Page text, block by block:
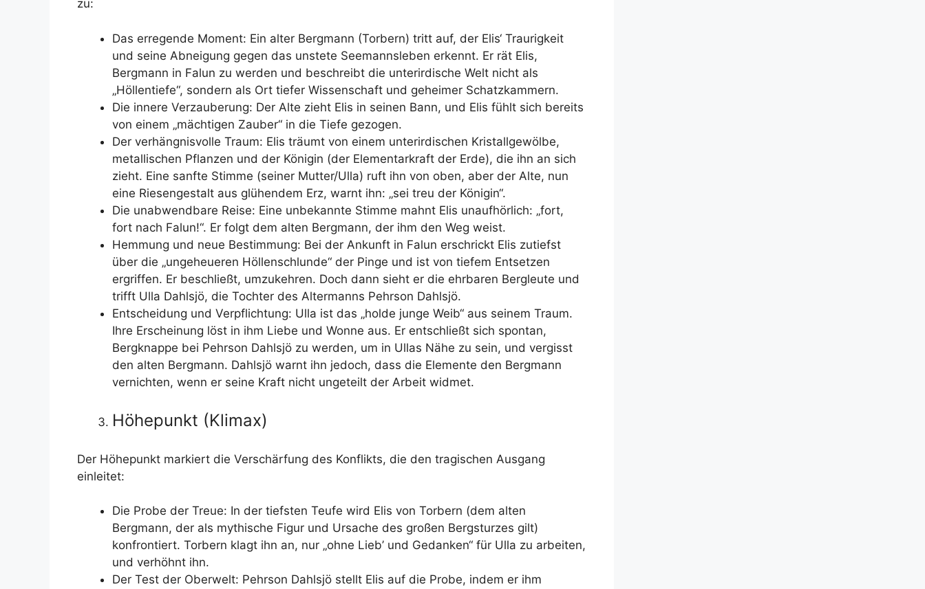
zu:
Das erregende Moment: Ein alter Bergmann (Torbern) tritt auf, der Elis‘ Traurigkeit
und seine Abneigung gegen das unstete Seemannsleben erkennt. Er rät Elis,
Bergmann in Falun zu werden und beschreibt die unterirdische Welt nicht als
„Höllentiefe“, sondern als Ort tiefer Wissenschaft und geheimer Schatzkammern.
Die innere Verzauberung: Der Alte zieht Elis in seinen Bann, und Elis fühlt sich bereits
von einem „mächtigen Zauber“ in die Tiefe gezogen.
Der verhängnisvolle Traum: Elis träumt von einem unterirdischen Kristallgewölbe,
metallischen Pflanzen und der Königin (der Elementarkraft der Erde), die ihn an sich
zieht. Eine sanfte Stimme (seiner Mutter/Ulla) ruft ihn von oben, aber der Alte, nun
eine Riesengestalt aus glühendem Erz, warnt ihn: „sei treu der Königin“.
Die unabwendbare Reise: Eine unbekannte Stimme mahnt Elis unaufhörlich: „fort,
fort nach Falun!“. Er folgt dem alten Bergmann, der ihm den Weg weist.
Hemmung und neue Bestimmung: Bei der Ankunft in Falun erschrickt Elis zutiefst
über die „ungeheueren Höllenschlunde“ der Pinge und ist von tiefem Entsetzen
ergriffen. Er beschließt, umzukehren. Doch dann sieht er die ehrbaren Bergleute und
trifft Ulla Dahlsjö, die Tochter des Altermanns Pehrson Dahlsjö.
Entscheidung und Verpflichtung: Ulla ist das „holde junge Weib“ aus seinem Traum.
Ihre Erscheinung löst in ihm Liebe und Wonne aus. Er entschließt sich spontan,
Bergknappe bei Pehrson Dahlsjö zu werden, um in Ullas Nähe zu sein, und vergisst
den alten Bergmann. Dahlsjö warnt ihn jedoch, dass die Elemente den Bergmann
vernichten, wenn er seine Kraft nicht ungeteilt der Arbeit widmet.
Höhepunkt (Klimax)
Der Höhepunkt markiert die Verschärfung des Konflikts, die den tragischen Ausgang
einleitet:
Die Probe der Treue: In der tiefsten Teufe wird Elis von Torbern (dem alten
Bergmann, der als mythische Figur und Ursache des großen Bergsturzes gilt)
konfrontiert. Torbern klagt ihn an, nur „ohne Lieb’ und Gedanken“ für Ulla zu arbeiten,
und verhöhnt ihn.
Der Test der Oberwelt: Pehrson Dahlsjö stellt Elis auf die Probe, indem er ihm